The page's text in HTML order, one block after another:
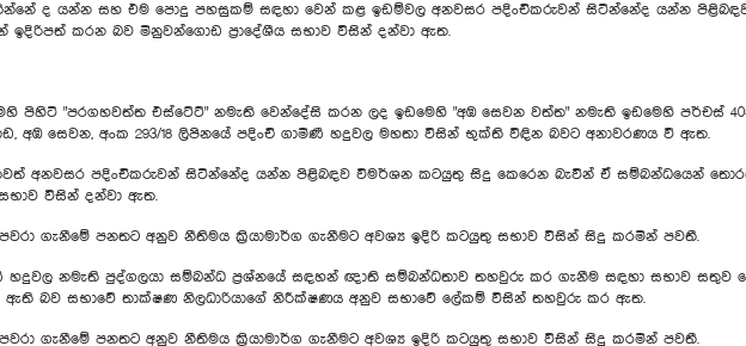
සහ එම පොදු පහසුකම් සඳහා වෙන් කළ ඉඩම්වල අනවසර පදිංචිකරුවන් සිටින්නේද යන්න පිළිබඳව
කරන බව මිනුවන්ගොඩ ප්‍රාදේශීය සභාව විසින් දන්වා ඇත.
පිහිටි "පරගහවත්ත එස්ටේට්" නමැති වෙන්දේසි කරන ලද ඉඩමෙහි "අඹ සෙවන වත්ත" නමැති ඉඩමෙහි පර්චස් 40ක
සෙවන, අංක 293/18 ලිපිනයේ පදිංචි ගාමිණී හදුවල මහතා විසින් භුක්ති විඳින බවට අනාවරණය වී ඇත.
අනවසර පදිංචිකරුවන් සිටින්නේද යන්න පිළිබඳව විමර්ශන කටයුතු සිදු කෙරෙන බැවින් ඒ සම්බන්ධයෙන්
විසින් දන්වා ඇත.
ගැනීමේ පනතට අනුව නීතිමය ක්‍රියාමාර්ග ගැනීමට අවශ්‍ය ඉදිරි කටයුතු සභාව විසින් සිදු කරමින් පවතී.
හදුවල නමැති පුද්ගලයා සම්බන්ධ ප්‍රශ්නයේ සඳහන් ඥාති සම්බන්ධතාව තහවුරු කර ගැනීම සඳහා සභාව සතුව
බව සභාවේ තාක්ෂණ නිලධාරියාගේ නිරීක්ෂණය අනුව සභාවේ ලේකම් විසින් තහවුරු කර ඇත.
ගැනීමේ පනතට අනුව නීතිමය ක්‍රියාමාර්ග ගැනීමට අවශ්‍ය ඉදිරි කටයුතු සභාව විසින් සිදු කරමින් පවතී.